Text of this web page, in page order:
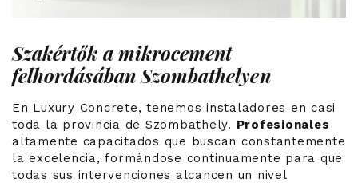
Szakértők a mikrocement
felhordásában Szombathelyen
En Luxury Concrete, tenemos instaladores en casi
toda la provincia de Szombathely. Profesionales
altamente capacitados que buscan constantemente
la excelencia, formándose continuamente para que
todas sus intervenciones alcancen un nivel